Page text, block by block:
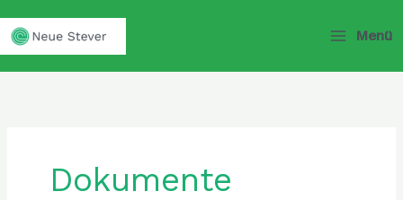
Inhalt
springen
Menü
Dokumente